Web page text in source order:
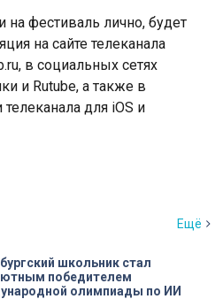
на фестиваль лично, будет
на сайте телеканала
в социальных сетях
и Rutube, а также в
для iOS и
Ещё
школьник стал
победителем
олимпиады по ИИ